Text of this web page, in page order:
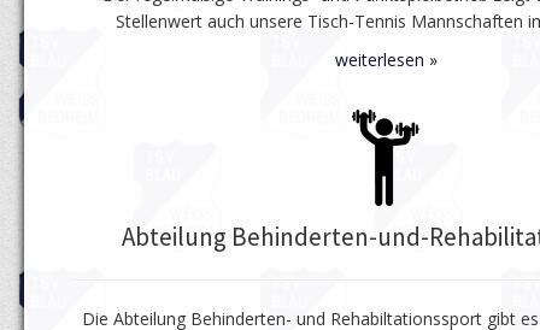
Stellenwert auch unsere Tisch-Tennis Mannschaften
weiterlesen »
Abteilung Behinderten-und-
Die Abteilung Behinderten- und Rehabiltationssport gibt